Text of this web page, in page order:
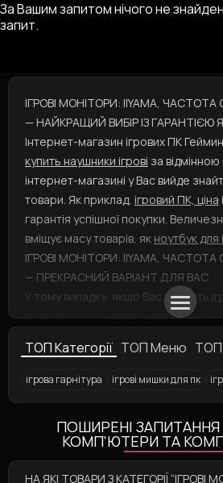
За Вашим запитом нічого не
запит.
ІГРОВІ МОНІТОРИ: IIYAMA,
— НАЙКРАЩИЙ ВИБІР ІЗ ГАРАНТІЄЮ
Інтернет-магазин ігрових ПК
купить наушники ігрові за
інтернет-магазині у Вас вийде
товари. Як приклад, ігровий ПК, ціна
гарантія успішної покупки.
вміщує масу товарів, як ноутбук для
ІГРОВІ МОНІТОРИ: IIYAMA,
— ПРЕКРАСНИЙ ВАРІАНТ ДЛЯ ВАС
У тому випадку, якщо Вас цікавить
можете, оформивши замовлення
ігровіпредставлені у різних
швидше! Збираєтеся замовити
ТОП Категорії ТОП Меню ТОП
ігрова гарнітура ігрові мишки для пк
Ігровий комп'ютер
Ігрові ноутбуки
Ігровий килимок для миші A4Tech B-080S
Ігрові монітори Samsung Ігрові монітори
ПОШИРЕНІ ЗАПИТАННЯ
КОМП'ЮТЕРИ ТА
НА ЯКІ ТОВАРИ З КАТЕГОРІЇ “ІГРОВІ